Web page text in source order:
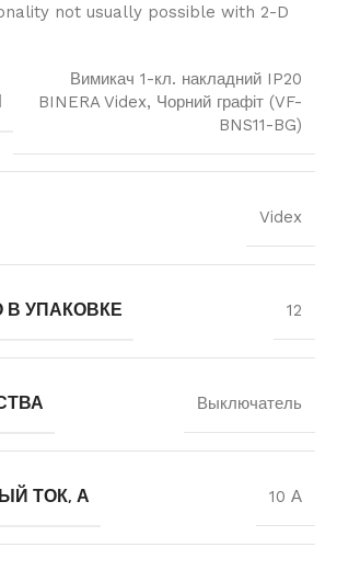
not usually possible with 2-D
Вимикач 1-кл. накладний IP20
BINERA Videx, Чорний графіт (VF-
BNS11-BG)
Videx
В УПАКОВКЕ 12
Выключатель
ТОК, А 10 А